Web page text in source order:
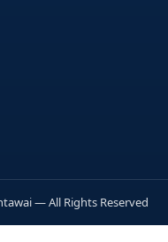
— All Rights Reserved